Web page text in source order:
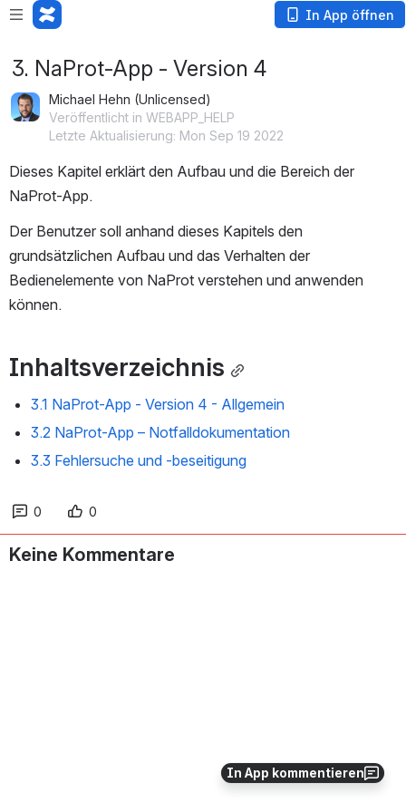
In App öffnen
In App kommentieren
3. NaProt-App - Version 4
Michael Hehn (Unlicensed)
Veröffentlicht in WEBAPP_HELP
Letzte Aktualisierung: Mon Sep 19 2022
Dieses Kapitel erklärt den Aufbau und die Bereich der
NaProt-App.
Der Benutzer soll anhand dieses Kapitels den
grundsätzlichen Aufbau und das Verhalten der
Bedienelemente von NaProt verstehen und anwenden
können.
Inhaltsverzeichnis
3.1 NaProt-App - Version 4 - Allgemein
3.2 NaProt-App – Notfalldokumentation
3.3 Fehlersuche und -beseitigung
0 0
Keine Kommentare